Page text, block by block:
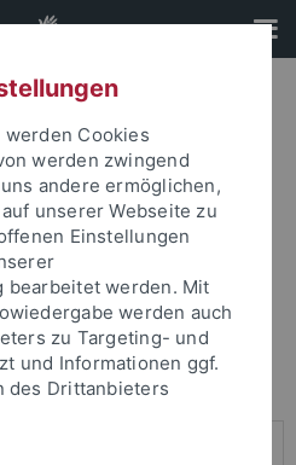
und Ihr Passwort an um sich
Cookies
werden zwingend
andere ermöglichen,
unserer Webseite zu
Einstellungen
bearbeitet werden. Mit
werden auch
zu Targeting- und
und Informationen ggf.
des Drittanbieters